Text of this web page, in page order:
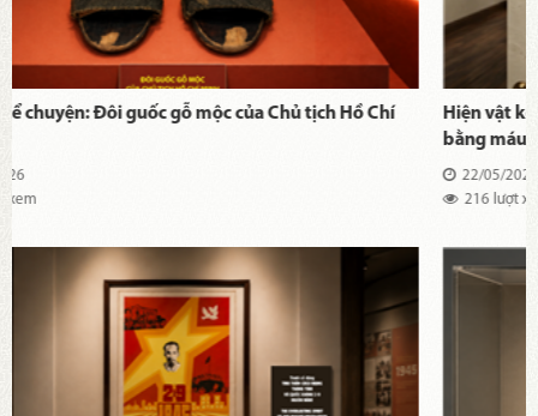
Hiện vật kể chuyện: Chân dung Chủ tịch Hồ Chí Minh vẽ